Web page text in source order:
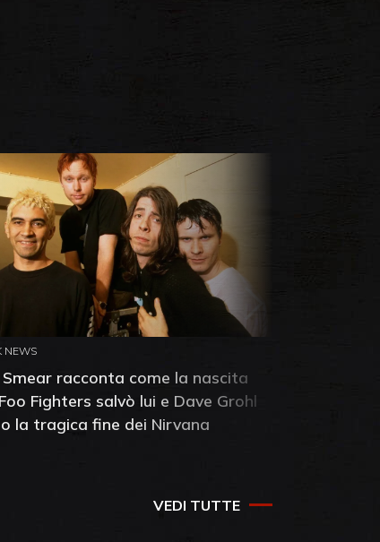
NEWS
racconta come la nascita
Fighters salvò lui e Dave Grohl
la tragica fine dei Nirvana
VEDI TUTTE